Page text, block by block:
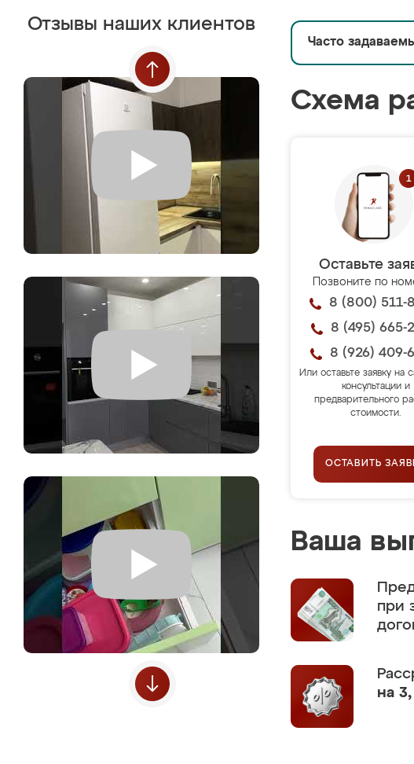
Отзывы наших клиентов
Часто
Схема
Оставьте
Позвоните по
8 (800) 511-
8 (495) 665-
8 (926) 409-
Или оставьте заявку на
консультации и
предварительного
стоимости.
ОСТАВИТЬ
Ваша
при
на